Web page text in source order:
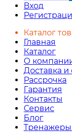
Вход
Каталог
Главная
Каталог
О
Доставка и
Рассрочка
Гарантия
Контакты
Сервис
Блог
Тренажеры